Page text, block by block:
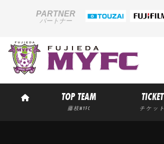
PARTNER
パートナー
TOP TEAM
藤枝MYFC
TICKET
チケット